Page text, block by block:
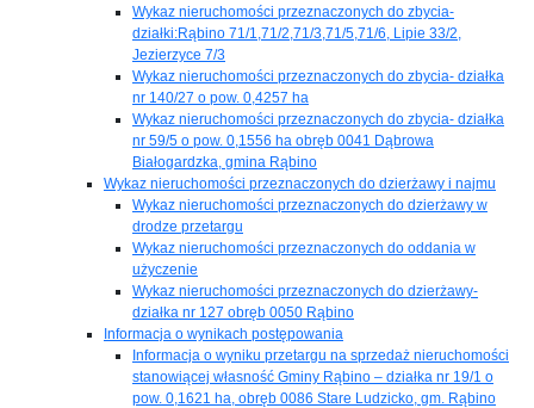
Wykaz nieruchomości przeznaczonych do zbycia-
działki:Rąbino 71/1,71/2,71/3,71/5,71/6, Lipie 33/2,
Jezierzyce 7/3
Wykaz nieruchomości przeznaczonych do zbycia- działka
nr 140/27 o pow. 0,4257 ha
Wykaz nieruchomości przeznaczonych do zbycia- działka
nr 59/5 o pow. 0,1556 ha obręb 0041 Dąbrowa
Białogardzka, gmina Rąbino
Wykaz nieruchomości przeznaczonych do dzierżawy i najmu
Wykaz nieruchomości przeznaczonych do dzierżawy w
drodze przetargu
Wykaz nieruchomości przeznaczonych do oddania w
użyczenie
Wykaz nieruchomości przeznaczonych do dzierżawy-
działka nr 127 obręb 0050 Rąbino
Informacja o wynikach postępowania
Informacja o wyniku przetargu na sprzedaż nieruchomości
stanowiącej własność Gminy Rąbino – działka nr 19/1 o
pow. 0,1621 ha, obręb 0086 Stare Ludzicko, gm. Rąbino